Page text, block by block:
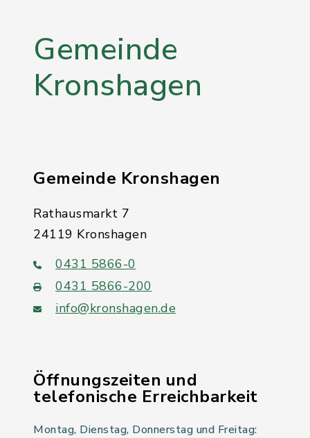
Gemeinde
Kronshagen
Gemeinde Kronshagen
Rathausmarkt 7
24119 Kronshagen
0431 5866-0
0431 5866-200
info@kronshagen.de
Öffnungszeiten und
telefonische Erreichbarkeit
Montag, Dienstag, Donnerstag und Freitag: